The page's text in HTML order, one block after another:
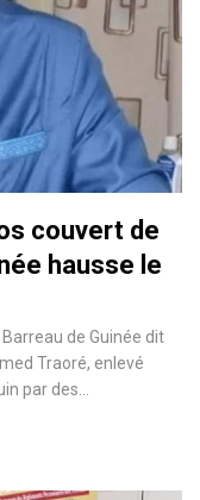
couvert de
hausse le
de Guinée dit
Traoré, enlevé
par des…